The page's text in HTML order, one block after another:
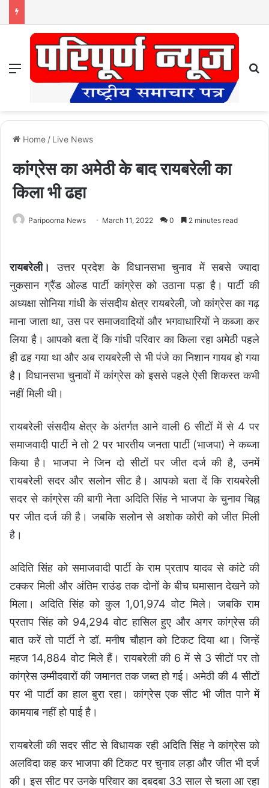
Menu
Home / Live News
कांग्रेस का अमेठी के बाद रायबरेली का
किला भी ढहा
Paripoorna News March 11, 2022 0 2 minutes read
रायबरेली।
उत्तर प्रदेश के विधानसभा चुनाव में सबसे ज्यादा
नुकसान ग्रैंड ओल्ड पार्टी कांग्रेस को उठाना पड़ा है। पार्टी की
अध्यक्षा सोनिया गांधी के संसदीय क्षेत्र रायबरेली, जो कांग्रेस का गढ़
माना जाता था, उस पर समाजवादियों और भगवाधारियों ने कब्जा कर
लिया है। आपको बता दें कि गांधी परिवार का किला रहा अमेठी पहले
ही ढह गया था और अब रायबरेली से भी पंजे का निशान गायब हो गया
है। विधानसभा चुनावों में कांग्रेस को इससे पहले ऐसी शिकस्त कभी
नहीं मिली थी।
रायबरेली संसदीय क्षेत्र के अंतर्गत आने वाली 6 सीटों में से 4 पर
समाजवादी पार्टी ने तो 2 पर भारतीय जनता पार्टी (भाजपा) ने कब्जा
किया है। भाजपा ने जिन दो सीटों पर जीत दर्ज की है, उनमें
रायबरेली सदर और सलोन सीट है। आपको बता दें कि रायबरेली
सदर से कांग्रेस की बागी नेता अदिति सिंह ने भाजपा के चुनाव चिह्न
पर जीत दर्ज की है। जबकि सलोन से अशोक कोरी को जीत मिली
है।
अदिति सिंह को समाजवादी पार्टी के राम प्रताप यादव से कांटे की
टक्कर मिली और अंतिम राउंड तक दोनों के बीच घमासान देखने को
मिला। अदिति सिंह को कुल 1,01,974 वोट मिले। जबकि राम
प्रताप सिंह को 94,294 वोट हासिल हुए और अगर कांग्रेस की
बात करें तो पार्टी ने डॉ. मनीष चौहान को टिकट दिया था। जिन्हें
महज 14,884 वोट मिले हैं। रायबरेली की 6 में से 3 सीटों पर तो
कांग्रेस उम्मीदवारों की जमानत तक जब्त हो गई। अमेठी की 4 सीटों
पर भी पार्टी का हाल बुरा रहा। कांग्रेस एक सीट भी जीत पाने में
कामयाब नहीं हो पाई है।
रायबरेली की सदर सीट से विधायक रही अदिति सिंह ने कांग्रेस को
अलविदा कह कर भाजपा की टिकट पर चुनाव लड़ा और जीत भी दर्ज
की। इस सीट पर उनके परिवार का दबदबा 33 साल से चला आ रहा